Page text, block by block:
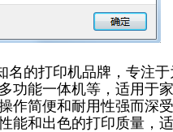
名的打印机品牌，专注
功能一体机等，适用于
作简便和耐用性强而深
能和出色的打印质量，